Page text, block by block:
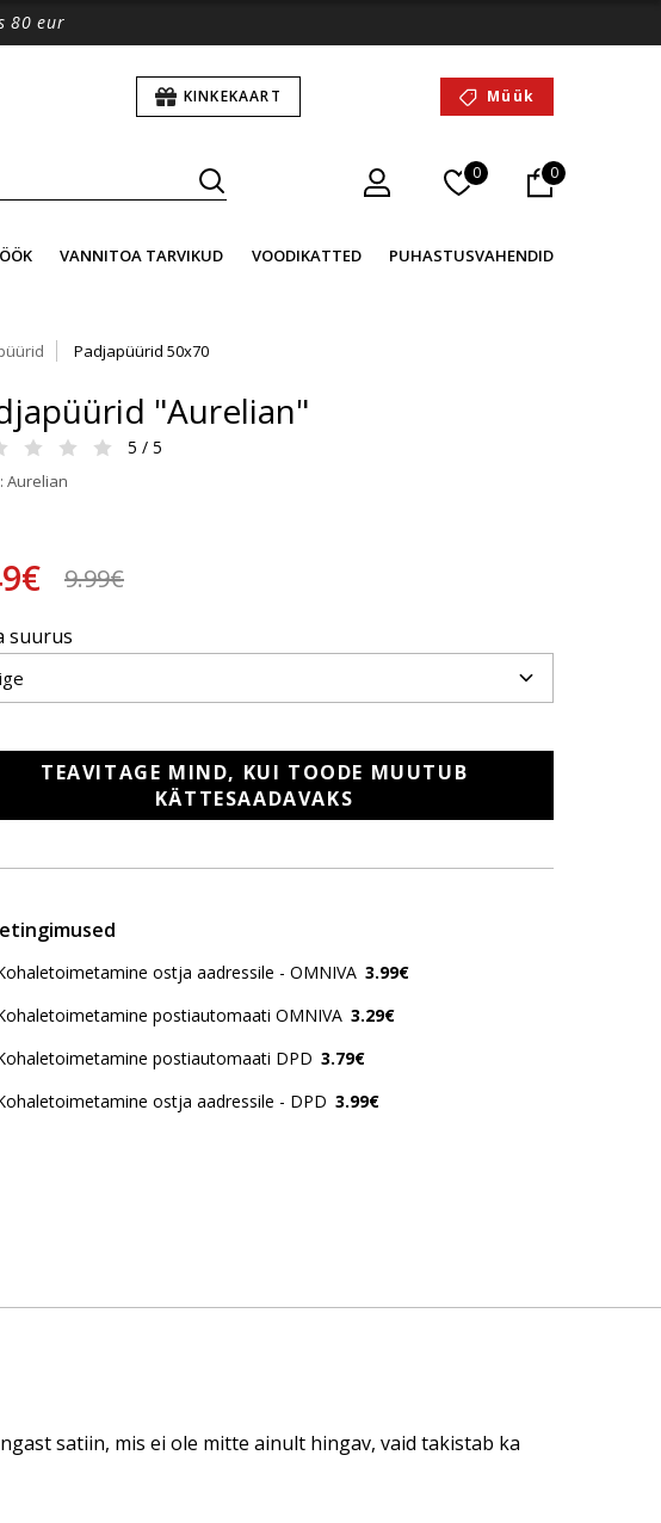
80 eur
KINKEKAART Müük
0 0
VANNITOA TARVIKUD VOODIKATTED PUHASTUSVAHENDID
Padjapüürid 50x70
"Aurelian"
5 / 5
Aurelian
9.99€
suurus
TEAVITAGE MIND, KUI TOODE MUUTUB
KÄTTESAADAVAKS
ostja aadressile - OMNIVA 3.99€
postiautomaati OMNIVA 3.29€
postiautomaati DPD 3.79€
ostja aadressile - DPD 3.99€
satiin, mis ei ole mitte ainult hingav, vaid takistab ka